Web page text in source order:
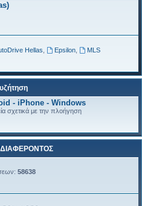
Hellas Epsilon,
MLS
- iPhone - Windows
σχετικά με την πλοήγηση
58638